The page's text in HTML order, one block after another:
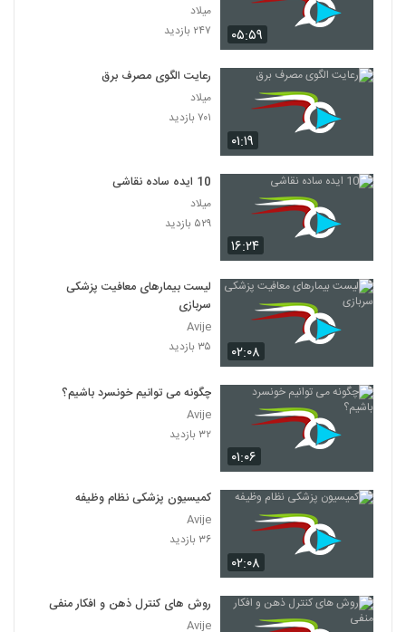
۰۵:۵۹
میلاد
۲۴۷ بازدید
۰۱:۱۹
رعایت الگوی مصرف برق
میلاد
۷۰۱ بازدید
۱۶:۲۴
10 ایده ساده نقاشی
میلاد
۵۲۹ بازدید
۰۲:۰۸
لیست بیمارهای معافیت پزشکی
سربازی
Avije
۳۵ بازدید
۰۱:۰۶
چگونه می توانیم خونسرد باشیم؟
Avije
۳۲ بازدید
۰۲:۰۸
کمیسیون پزشکی نظام وظیفه
Avije
۳۶ بازدید
روش های کنترل ذهن و افکار منفی
Avije